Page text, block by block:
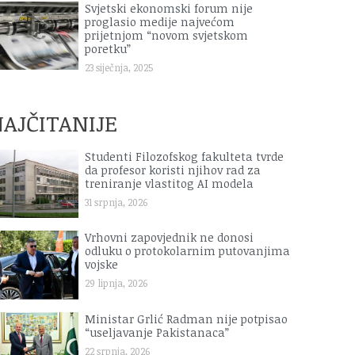
Svjetski ekonomski forum nije
proglasio medije najvećom
prijetnjom “novom svjetskom
poretku”
23 siječnja, 2025
Studenti Filozofskog fakulteta tvrde
da profesor koristi njihov rad za
treniranje vlastitog AI modela
31 srpnja, 2026
Vrhovni zapovjednik ne donosi
odluku o protokolarnim putovanjima
vojske
29 lipnja, 2026
Ministar Grlić Radman nije potpisao
“useljavanje Pakistanaca”
22 srpnja, 2026